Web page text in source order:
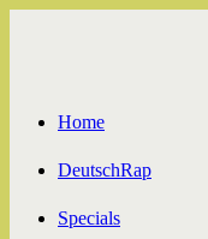
Home
DeutschRap
Specials